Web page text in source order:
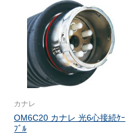
カナレ
OM6C20 カナレ 光6心接続ｹｰ
ﾌﾞﾙ